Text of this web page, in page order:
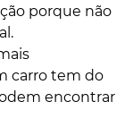
porque não
carro tem do
encontrar